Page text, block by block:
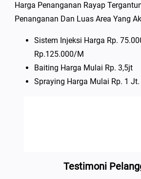
Harga Penanganan Rayap
Penanganan Dan Luas Area Yang
Sistem Injeksi Harga Rp.
Rp.125.000/m
Baiting Harga Mulai Rp. 3,5jt
Spraying Harga Mulai Rp. 1 Jt.
Testimoni